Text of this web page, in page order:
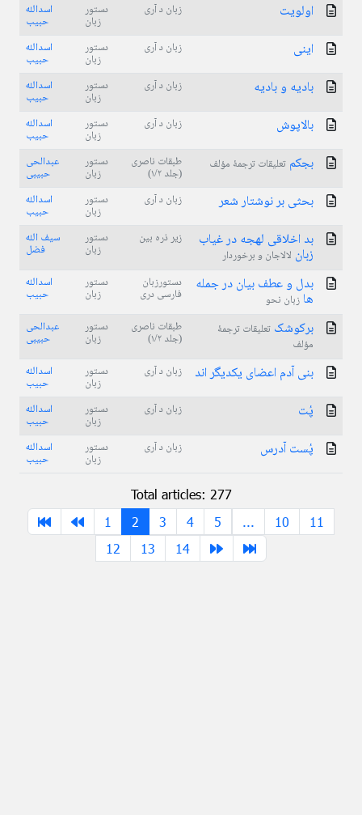
اولویت زبان د آری دستور
زبان
اسدالله
حبیب
اینی زبان د آری دستور
زبان
اسدالله
حبیب
بادیه و بادیه زبان د آری دستور
زبان
اسدالله
حبیب
بالاپوش زبان د آری دستور
زبان
اسدالله
حبیب
بجکم تعلیقات ترجمۀ مؤلف طبقات ناصری
(جلد ۱/۲)
دستور
زبان
عبدالحی
حبیبی
بحثی بر نوشتار شعر زبان د آری دستور
زبان
اسدالله
حبیب
بد اخلاقی لهجه در غیاب
زبان لالاجان و برخوردار
زیر ذره بین دستور
زبان
سیف الله
فضل
بدل و عطف بیان در جمله
ها زبان نحو
دستورزبان
فارسی دری
دستور
زبان
اسدالله
حبیب
برکوشک تعلیقات ترجمۀ
مؤلف
طبقات ناصری
(جلد ۱/۲)
دستور
زبان
عبدالحی
حبیبی
بنی آدم اعضای یکدیگر اند زبان د آری دستور
زبان
اسدالله
حبیب
پُت زبان د آری دستور
زبان
اسدالله
حبیب
پُست آدرس زبان د آری دستور
زبان
اسدالله
حبیب
Total articles: 277
1
2 3 4 5 ... 10
11
12
13 14